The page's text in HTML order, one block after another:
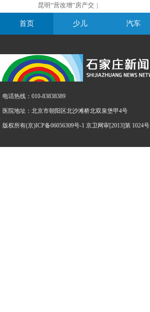
昆明“营改增”房产交 |
首页 少儿 汽车
电话热线：010-83838389
医院地址：北京市朝阳区北沙滩桥北双泉堡甲4号
版权所有(京)ICP备06056309号-1 京卫网审[2013]第 1024号